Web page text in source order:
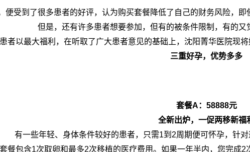
便受到了很多患者的好评，认为购买套餐降低了自己的财务风险，
但是，还有许多患者想要参加，但有的被条件限制，有的又
者以最大福利，在听取了广大患者意见的基础上，沈阳菁华医院现
三重好孕，优势多多
套餐A： 58888元
全新出炉， 一促两移新福
有一些年轻、身体条件较好的患者，只需1到2周期便可怀孕，针
餐包含1次取卵和最多2次移植的医疗费用。如果一年半内，您完成2